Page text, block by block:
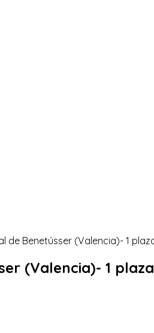
(Valencia)- 1 plaza